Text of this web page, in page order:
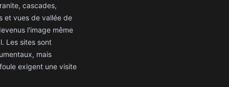
cascades,
et vues de vallée de
l'image même
Les sites sont
mais
exigent une visite